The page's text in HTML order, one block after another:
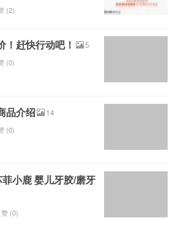
(2)
！赶快行动吧！ 5
(0)
品介绍 14
(0)
小鹿 婴儿牙胶/磨牙
赞 (0)